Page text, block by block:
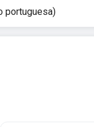
portuguesa)